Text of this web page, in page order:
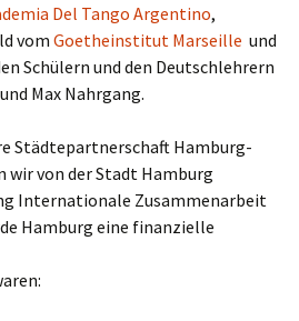
Del Tango Argentino,
vomGoetheinstitut Marseille und
Schülern und den Deutschlehrern
Max Nahrgang.
Städtepartnerschaft Hamburg-
wir von der Stadt Hamburg
Internationale Zusammenarbeit
Hamburg eine finanzielle